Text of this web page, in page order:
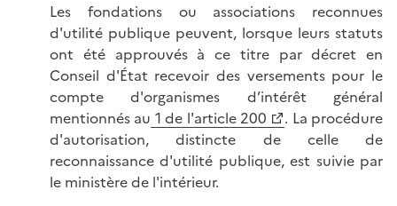
Les fondations ou associations reconnues
d'utilité publique peuvent, lorsque leurs statuts
ont été approuvés à ce titre par décret en
Conseil d'État recevoir des versements pour le
compte d'organismes d’intérêt général
mentionnés au 1 de l'article 200
. La procédure
d'autorisation, distincte de celle de
reconnaissance d'utilité publique, est suivie par
le ministère de l'intérieur.